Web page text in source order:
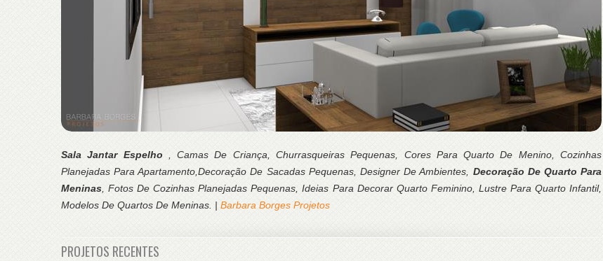
Sala Jantar Espelho , Camas De Criança, Churrasqueiras Pequenas, Cores Para Quarto De Menino, Cozinhas
Planejadas Para Apartamento,Decoração De Sacadas Pequenas, Designer De Ambientes, Decoração De Quarto Para
Meninas , Fotos De Cozinhas Planejadas Pequenas, Ideias Para Decorar Quarto Feminino, Lustre Para Quarto Infantil,
Modelos De Quartos De Meninas. | Barbara Borges Projetos
PROJETOS RECENTES